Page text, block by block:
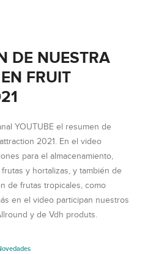
DE NUESTRA
FRUIT
YOUTUBE el resumen de
2021. En el video
para el almacenamiento,
y hortalizas, y también de
de frutas tropicales, como
en el video participan nuestros
y de Vdh produts.